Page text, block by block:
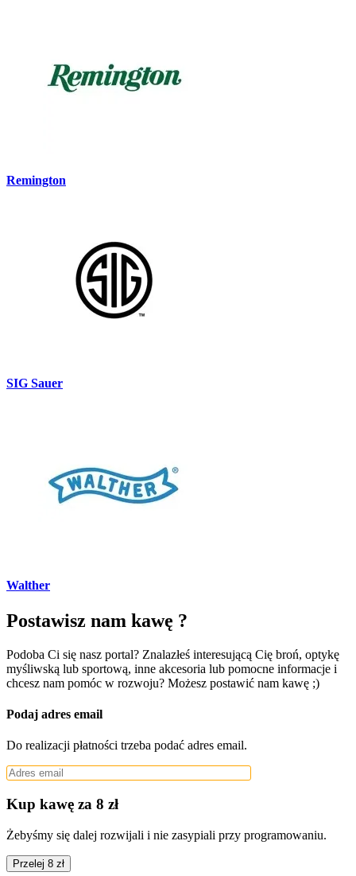
Remington
SIG Sauer
Walther
Postawisz nam kawę ?
Podoba Ci się nasz portal? Znalazłeś interesującą Cię broń, optykę
myśliwską lub sportową, inne akcesoria lub pomocne informacje i
chcesz nam pomóc w rozwoju? Możesz postawić nam kawę ;)
Podaj adres email
Do realizacji płatności trzeba podać adres email.
Kup kawę za 8 zł
Żebyśmy się dalej rozwijali i nie zasypiali przy programowaniu.
Przelej 8 zł